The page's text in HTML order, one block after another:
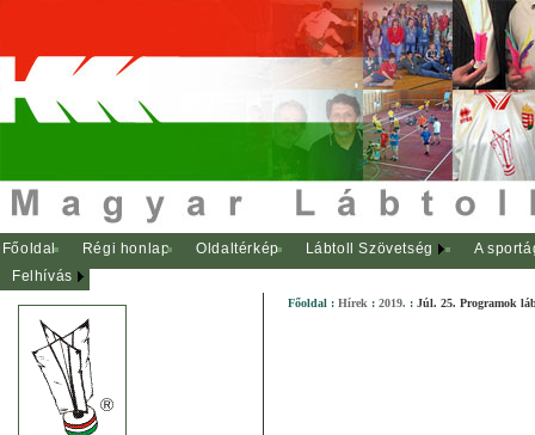
Főoldal Régi honlap Oldaltérkép Lábtoll Szövetség
A
Felhívás
Főoldal : Hírek : 2019. : Júl. 25. Programok